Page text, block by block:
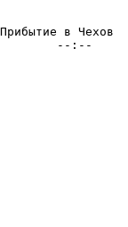
в Чехов
--:--